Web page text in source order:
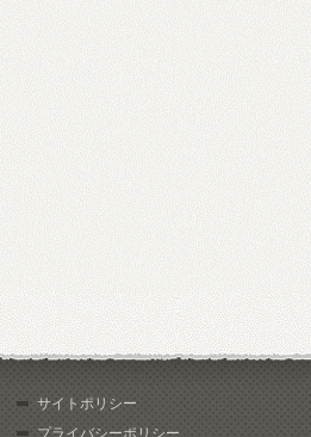
サイトポリシー
プライバシーポリシー